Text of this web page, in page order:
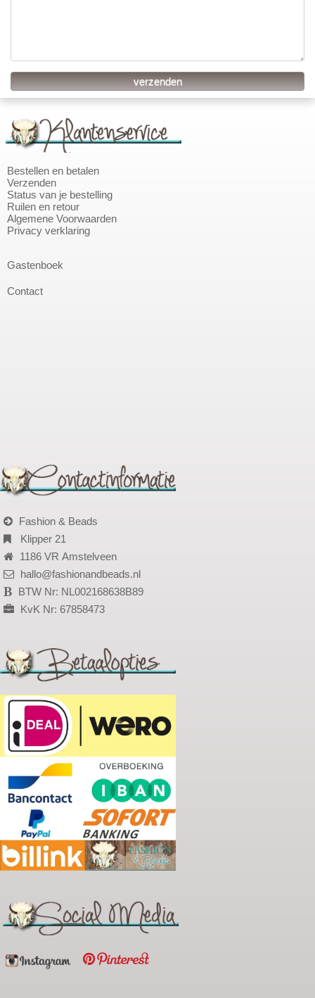
Bestellen en betalen
Verzenden
Status van je bestelling
Ruilen en retour
Algemene Voorwaarden
Privacy verklaring
Gastenboek
Contact
Fashion & Beads
Klipper 21
1186 VR Amstelveen
hallo@fashionandbeads.nl
BTW Nr: NL002168638B89
KvK Nr: 67858473